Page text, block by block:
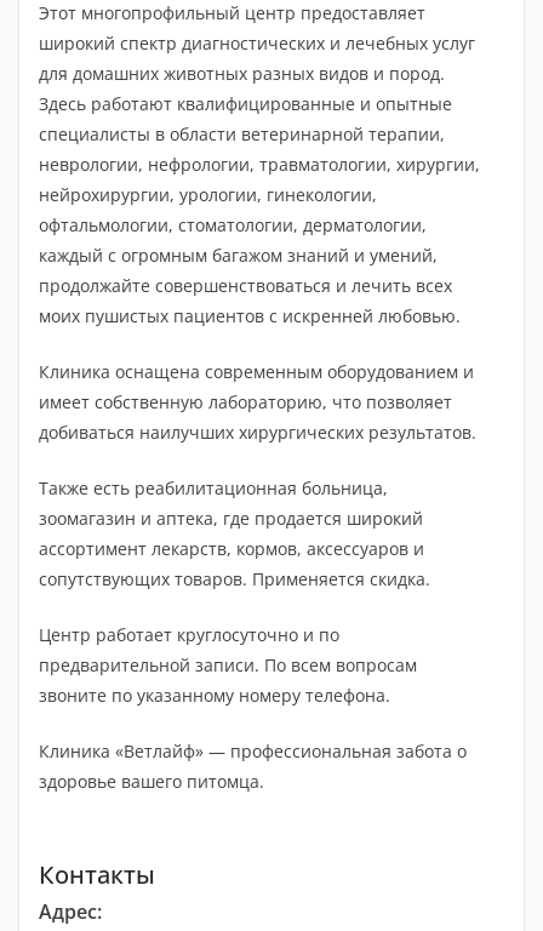
Этот многопрофильный центр предоставляет
широкий спектр диагностических и лечебных услуг
для домашних животных разных видов и пород.
Здесь работают квалифицированные и опытные
специалисты в области ветеринарной терапии,
неврологии, нефрологии, травматологии, хирургии,
нейрохирургии, урологии, гинекологии,
офтальмологии, стоматологии, дерматологии,
каждый с огромным багажом знаний и умений,
продолжайте совершенствоваться и лечить всех
моих пушистых пациентов с искренней любовью.
Клиника оснащена современным оборудованием и
имеет собственную лабораторию, что позволяет
добиваться наилучших хирургических результатов.
Также есть реабилитационная больница,
зоомагазин и аптека, где продается широкий
ассортимент лекарств, кормов, аксессуаров и
сопутствующих товаров. Применяется скидка.
Центр работает круглосуточно и по
предварительной записи. По всем вопросам
звоните по указанному номеру телефона.
Клиника «Ветлайф» — профессиональная забота о
здоровье вашего питомца.
Контакты
Адрес: